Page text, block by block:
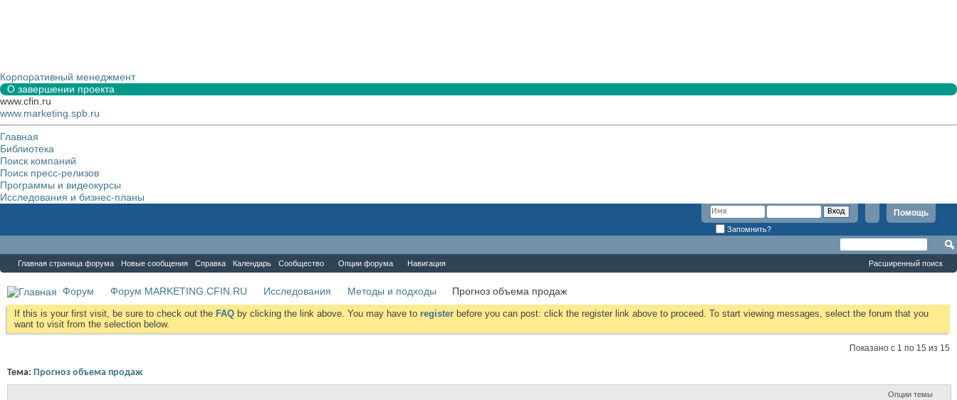
Корпоративный менеджмент
О завершении проекта
www.cfin.ru
www.marketing.spb.ru
Главная
Библиотека
Поиск компаний
Поиск пресс-релизов
Программы и видеокурсы
Исследования и бизнес-планы
Помощь
Запомнить?
Главная страница форума Новые сообщения Справка Календарь Сообщество Опции форума Навигация Расширенный поиск
Форум Форум MARKETING.CFIN.RU Исследования Методы и подходы Прогноз объема продаж
If this is your first visit, be sure to check out the FAQ by clicking the link above. You may have to register before you can post: click the register link above to proceed. To start viewing messages, select the forum that you
want to visit from the selection below.
Показано с 1 по 15 из 15
Тема: Прогноз объема продаж
Опции темы